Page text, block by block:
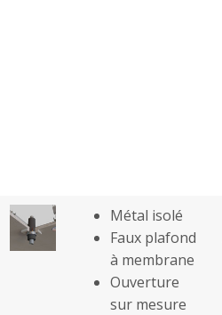
Métal isolé
Faux plafond
à membrane
Ouverture
sur mesure